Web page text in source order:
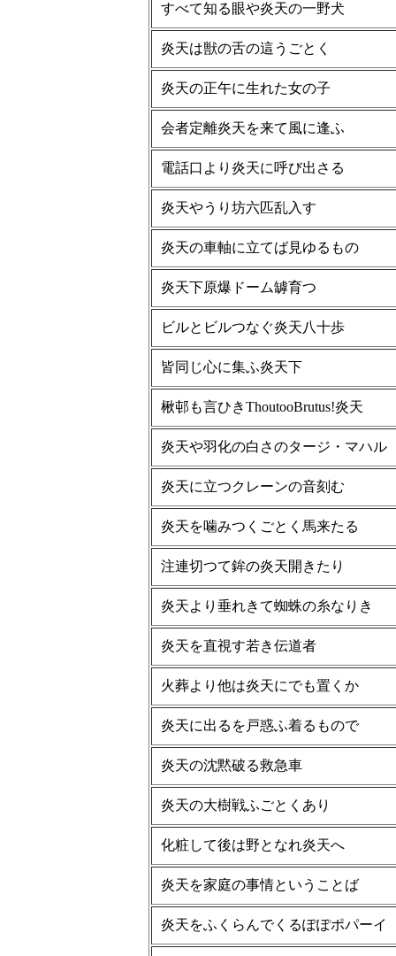
すべて知る眼や炎天の一野犬
炎天は獣の舌の這うごとく
炎天の正午に生れた女の子
会者定離炎天を来て風に逢ふ
電話口より炎天に呼び出さる
炎天やうり坊六匹乱入す
炎天の車軸に立てば見ゆるもの
炎天下原爆ドーム罅育つ
ビルとビルつなぐ炎天八十歩
皆同じ心に集ふ炎天下
楸邨も言ひきThoutooBrutus!炎天
炎天や羽化の白さのタージ・マハル
炎天に立つクレーンの音刻む
炎天を噛みつくごとく馬来たる
注連切つて鉾の炎天開きたり
炎天より垂れきて蜘蛛の糸なりき
炎天を直視す若き伝道者
火葬より他は炎天にでも置くか
炎天に出るを戸惑ふ着るもので
炎天の沈黙破る救急車
炎天の大樹戦ふごとくあり
化粧して後は野となれ炎天へ
炎天を家庭の事情ということば
炎天をふくらんでくるぽぽポパーイ